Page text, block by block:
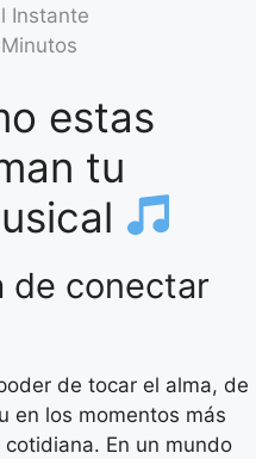
Instante
estas
tu
de conectar
de tocar el alma, de
en los momentos más
En un mundo